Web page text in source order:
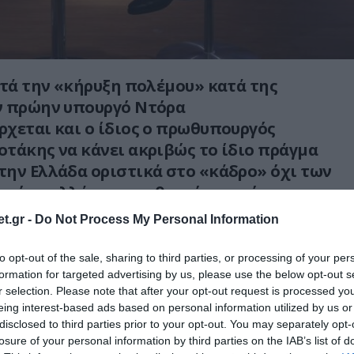
- Do Not Process My Personal Information
opt-out of the sale, sharing to third parties, or processing of your
for targeted advertising by us, please use the below opt-out
selection. Please note that after your opt-out request is processed
interest-based ads based on personal information utilized by us
to third parties prior to your opt-out. You may separately
of your personal information by third parties on the IAB’s list of
την «κήρυξη πολέμου» κατά της
πρώην υπουργό Ντόρα
και ο ίδιος ο πρωθυπουργός
να κάνει ακριβώς το ίδιο πράγμα
Ελλάδα οριστικά στο «κάδρο» όχι των
αλλά των «εχθρικών χωρών»
στο κανάλι του πρακτορείου
αναφερόμενος στην Τουρκία και τον
ότι«Δεν χρειαζόμαστε άλλη πηγή
στην Ανατολική Μεσόγειο όταν
εναντίον της Ρωσίας και προσπαθούμε